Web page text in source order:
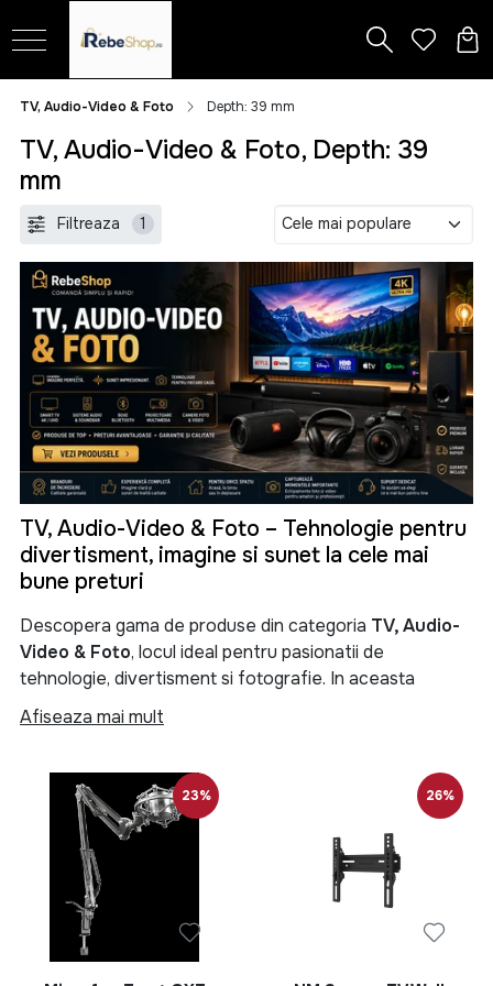
TV, Audio-Video & Foto Depth: 39 mm
TV, Audio-Video & Foto, Depth: 39
mm
Filtreaza 1
TV, Audio-Video & Foto – Tehnologie pentru
divertisment, imagine si sunet la cele mai
bune preturi
Descopera gama de produse din categoria TV, Audio-
Video & Foto, locul ideal pentru pasionatii de
tehnologie, divertisment si fotografie. In aceasta
categorie gasesti televizoare moderne, sisteme audio
performante, soundbar-uri, boxe portabile, proiectoare,
menite sa iti transforme experienta de vizionare si
redare a continutului multimedia.
Categoria
reuneste produse
de ultima generatie pentru locuinta, birou sau spatii
comerciale. Fie ca iti doresti un televizor Smart TV 4K
pentru filme si seriale, un sistem audio puternic pentru
petreceri, o boxa Bluetooth portabila pentru calatorii
Afiseaza mai mult
23% 26%